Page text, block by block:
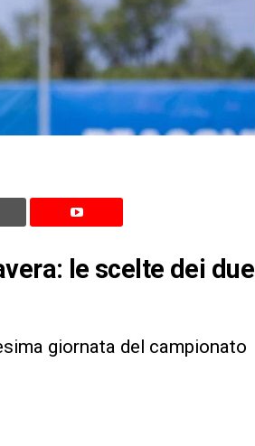
le scelte dei due
giornata del campionato